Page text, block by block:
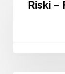
Riski –